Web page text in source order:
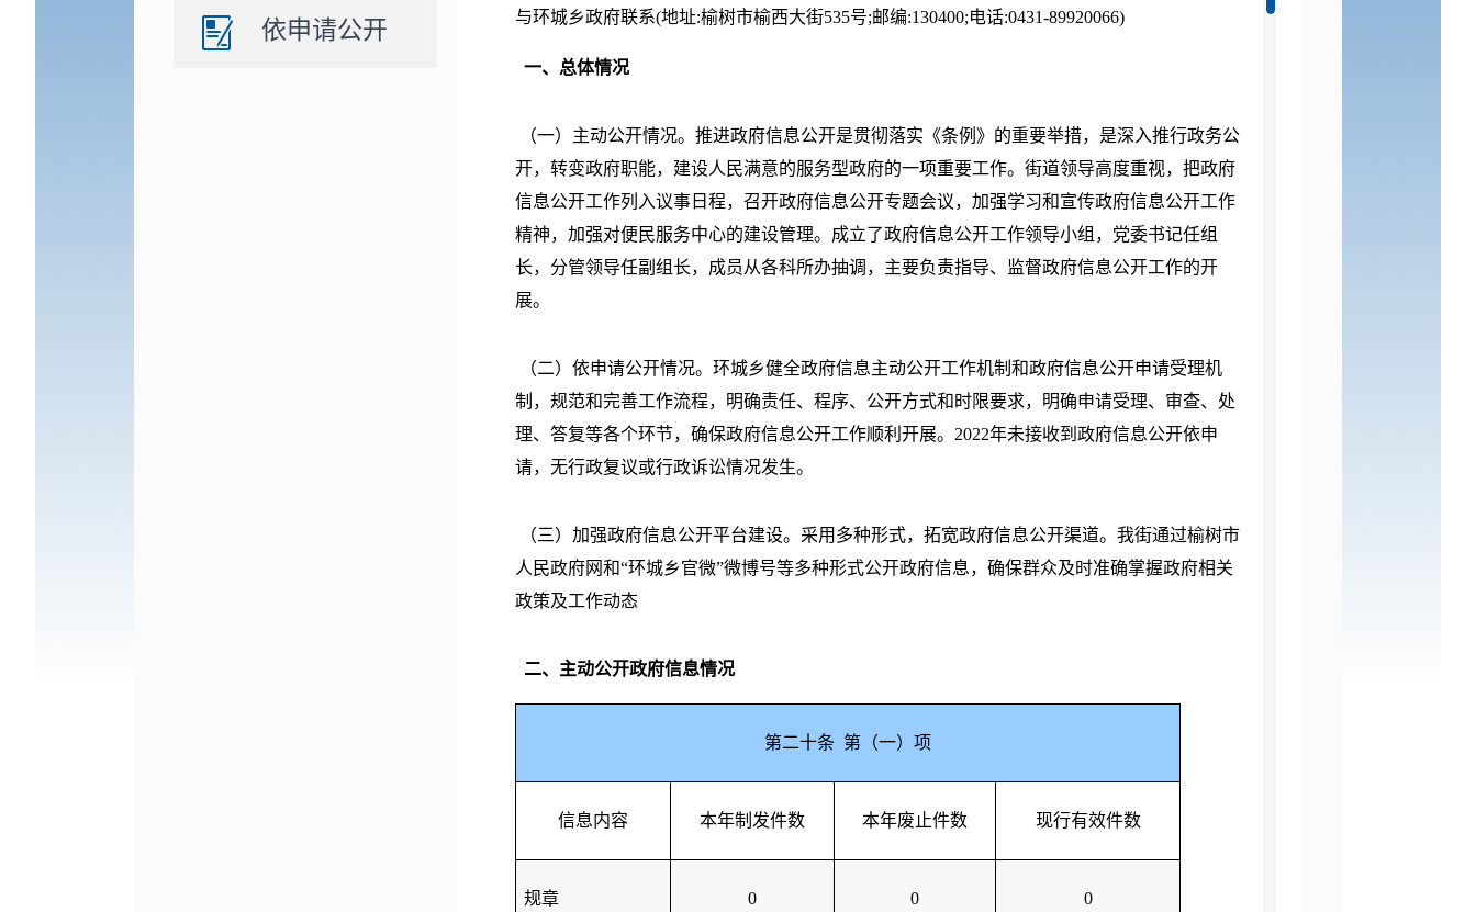
依申请公开
与环城乡政府联系(地址:榆树市榆西大街535号;邮编:130400;电话:0431-89920066)
一、总体情况
（一）主动公开情况。推进政府信息公开是贯彻落实《条例》的重要举措，是深入推行政务公
开，转变政府职能，建设人民满意的服务型政府的一项重要工作。街道领导高度重视，把政府
信息公开工作列入议事日程，召开政府信息公开专题会议，加强学习和宣传政府信息公开工作
精神，加强对便民服务中心的建设管理。成立了政府信息公开工作领导小组，党委书记任组
长，分管领导任副组长，成员从各科所办抽调，主要负责指导、监督政府信息公开工作的开
展。
（二）依申请公开情况。环城乡健全政府信息主动公开工作机制和政府信息公开申请受理机
制，规范和完善工作流程，明确责任、程序、公开方式和时限要求，明确申请受理、审查、处
理、答复等各个环节，确保政府信息公开工作顺利开展。2022年未接收到政府信息公开依申
请，无行政复议或行政诉讼情况发生。
（三）加强政府信息公开平台建设。采用多种形式，拓宽政府信息公开渠道。我街通过榆树市
人民政府网和“环城乡官微”微博号等多种形式公开政府信息，确保群众及时准确掌握政府相关
政策及工作动态
二、主动公开政府信息情况
第二十条 第（一）项
信息内容 本年制发件数 本年废止件数 现行有效件数
规章 0 0 0